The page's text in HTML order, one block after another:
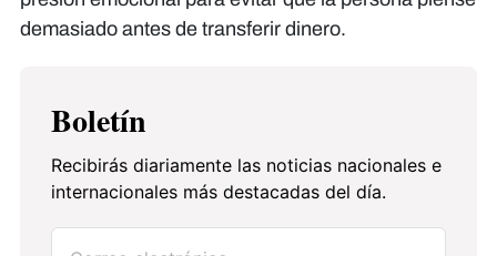
demasiado antes de transferir dinero.
Boletín
Recibirás diariamente las noticias nacionales e
internacionales más destacadas del día.